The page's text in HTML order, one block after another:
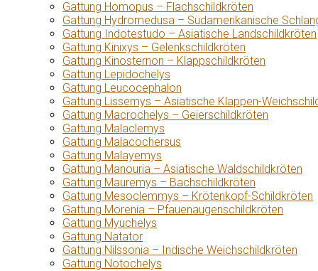
Gattung Homopus – Flachschildkröten
Gattung Hydromedusa – Südamerikanische
Gattung Indotestudo – Asiatische Landschildkröten
Gattung Kinixys – Gelenkschildkröten
Gattung Kinosternon – Klappschildkröten
Gattung Lepidochelys
Gattung Leucocephalon
Gattung Lissemys – Asiatische Klappen-
Gattung Macrochelys – Geierschildkröten
Gattung Malaclemys
Gattung Malacochersus
Gattung Malayemys
Gattung Manouria – Asiatische Waldschildkröten
Gattung Mauremys – Bachschildkröten
Gattung Mesoclemmys – Krötenkopf-Schildkröten
Gattung Morenia – Pfauenaugenschildkröten
Gattung Myuchelys
Gattung Natator
Gattung Nilssonia – Indische Weichschildkröten
Gattung Notochelys